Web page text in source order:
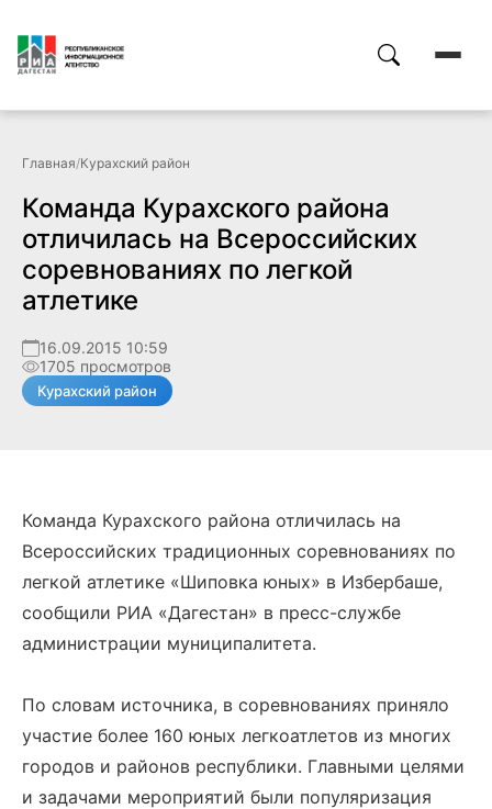
Главная/Курахский район
Команда Курахского района
отличилась на Всероссийских
соревнованиях по легкой
атлетике
16.09.2015 10:59
1705 просмотров
Курахский район
Команда Курахского района отличилась на
Всероссийских традиционных соревнованиях по
легкой атлетике «Шиповка юных» в Избербаше,
сообщили РИА «Дагестан» в пресс-службе
администрации муниципалитета.
По словам источника, в соревнованиях приняло
участие более 160 юных легкоатлетов из многих
городов и районов республики. Главными целями
и задачами мероприятий были популяризация